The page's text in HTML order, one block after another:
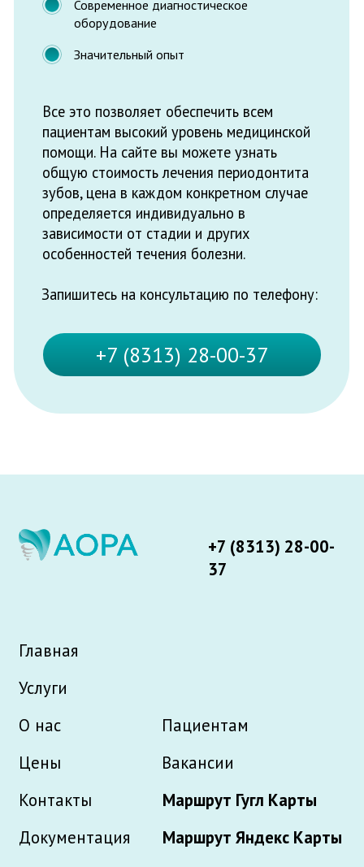
Главная
Маршрут Гугл Карты
Вакансии
ЛО-52-01-005864 от 04.09.2017г.
Услуги
Пациентам
Политика конциденциальности
О нас
Цены
Контакты